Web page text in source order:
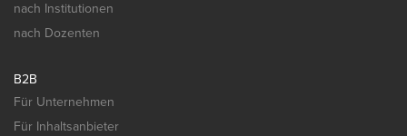
nach Institutionen
nach Dozenten
B2B
Für Unternehmen
Für Inhaltsanbieter